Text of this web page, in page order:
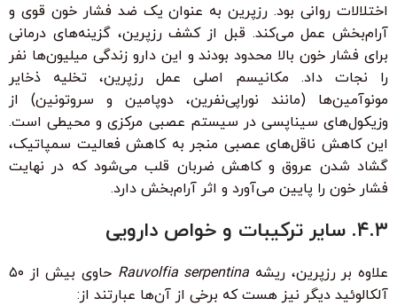
اختلالات روانی بود. رزپرین به عنوان یک ضد فشار خون قوی و
آرام‌بخش عمل می‌کند. قبل از کشف رزپرین، گزینه‌های درمانی
برای فشار خون بالا محدود بودند و این دارو زندگی میلیون‌ها نفر
را نجات داد. مکانیسم اصلی عمل رزپرین، تخلیه ذخایر
مونوآمین‌ها (مانند نوراپی‌نفرین، دوپامین و سروتونین) از
وزیکول‌های سیناپسی در سیستم عصبی مرکزی و محیطی است.
این کاهش ناقل‌های عصبی منجر به کاهش فعالیت سمپاتیک،
گشاد شدن عروق و کاهش ضربان قلب می‌شود که در نهایت
فشار خون را پایین می‌آورد و اثر آرام‌بخش دارد.
۴.۳. سایر ترکیبات و خواص دارویی
علاوه بر رزپرین، ریشه Rauvolfia serpentina
حاوی بیش از ۵۰
آلکالوئید دیگر نیز هست که برخی از آن‌ها عبارتند از: